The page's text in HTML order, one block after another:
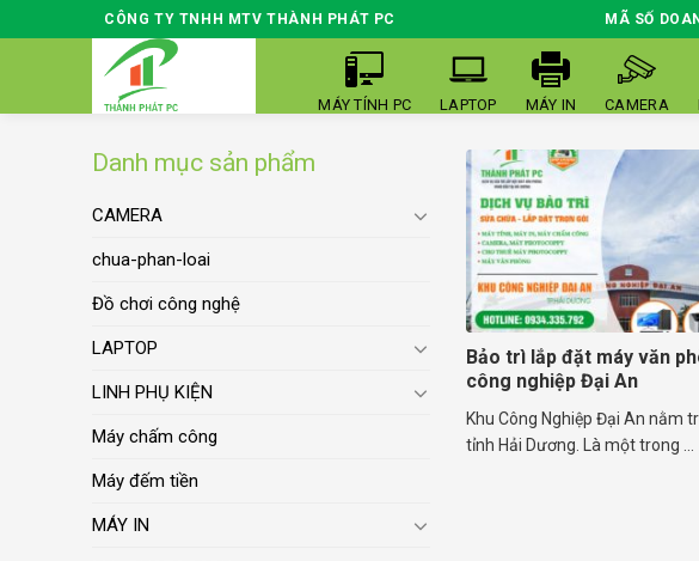
to
CÔNG TY TNHH MTV THÀNH PHÁT PC MÃ SỐ
MÁY TÍNH PC LAPTOP MÁY IN CAMERA
Danh mục sản phẩm
CAMERA
chua-phan-loai
Đồ chơi công nghệ
LAPTOP
LINH PHỤ KIỆN
Máy chấm công
Máy đếm tiền
MÁY IN
Bảo trì lắp đặt máy văn
công nghiệp Đại An
Khu Công Nghiệp Đại An nằm
tỉnh Hải Dương. Là một trong ...